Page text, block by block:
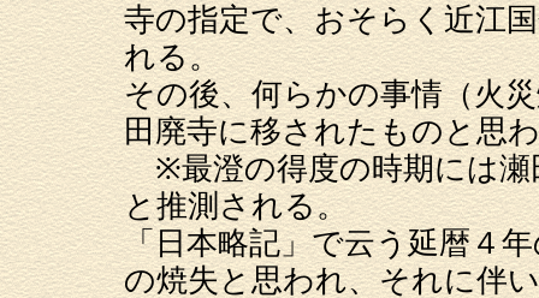
寺の指定で、おそらく近江
れる。
その後、何らかの事情（火
田廃寺に移されたものと思
※最澄の得度の時期には瀬
と推測される。
「日本略記」で云う延暦４
の焼失と思われ、それに伴